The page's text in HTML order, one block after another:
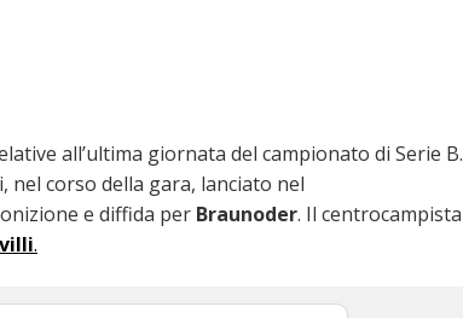
all’ultima giornata del campionato di Serie B.
nel corso della gara, lanciato nel
e diffida per Braunoder. Il centrocampista
.